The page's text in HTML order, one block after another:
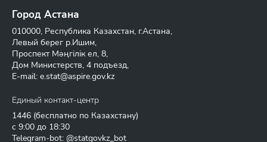
Город Астана
010000, Республика Казахстан, г.Астана,
Левый берег р.Ишим,
Проспект Мәңгілік ел, 8,
Дом Министерств, 4 подъезд,
E-mail: e.stat@aspire.gov.kz
Единый контакт-центр
1446 (бесплатно по Казахстану)
с 9:00 до 18:30
Telegram-bot: @statgovkz_bot